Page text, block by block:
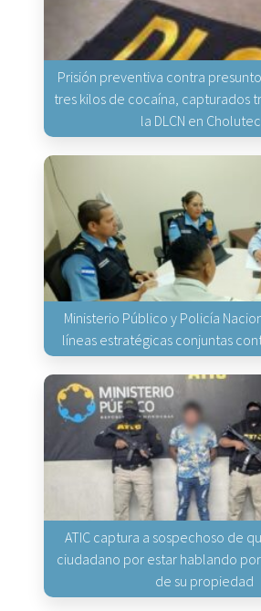
Prisión preventiva contra
tres kilos de cocaína, capturados
la DLCN en
Ministerio Público y Policía
líneas estratégicas conjuntas
ATIC captura a sospechoso de
ciudadano por estar hablando
de su propiedad